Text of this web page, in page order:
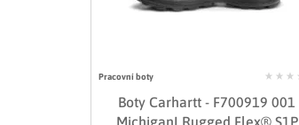
Pracovní boty
Boty Carhartt - F700919 001
MichiganI Rugged Flex® S1P